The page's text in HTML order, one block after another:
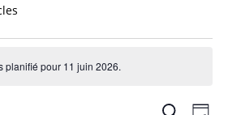
planifié pour 11 juin 2026.